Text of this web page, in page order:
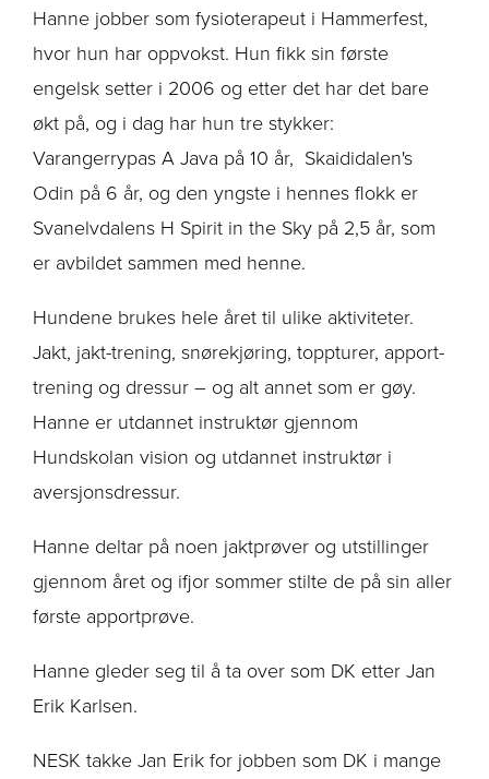
Hanne jobber som fysioterapeut i Hammerfest,
hvor hun har oppvokst. Hun fikk sin første
engelsk setter i 2006 og etter det har det bare
økt på, og i dag har hun tre stykker:
Varangerrypas A Java på 10 år, Skaididalen's
Odin på 6 år, og den yngste i hennes flokk er
Svanelvdalens H Spirit in the Sky på 2,5 år, som
er avbildet sammen med henne.
Hundene brukes hele året til ulike aktiviteter.
Jakt, jakt-trening, snørekjøring, toppturer, apport-
trening og dressur – og alt annet som er gøy.
Hanne er utdannet instruktør gjennom
Hundskolan vision og utdannet instruktør i
aversjonsdressur.
Hanne deltar på noen jaktprøver og utstillinger
gjennom året og ifjor sommer stilte de på sin aller
første apportprøve.
Hanne gleder seg til å ta over som DK etter Jan
Erik Karlsen.
NESK takke Jan Erik for jobben som DK i mange